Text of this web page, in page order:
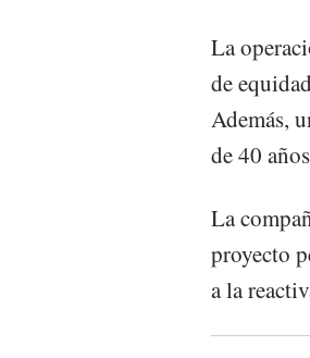
La
de
Además,
de 40
La
proyecto
a la